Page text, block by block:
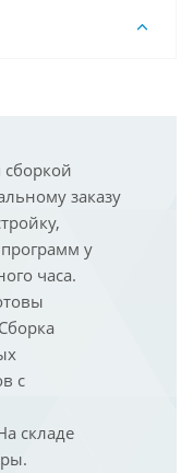
заказу
у
часа.
с
складе